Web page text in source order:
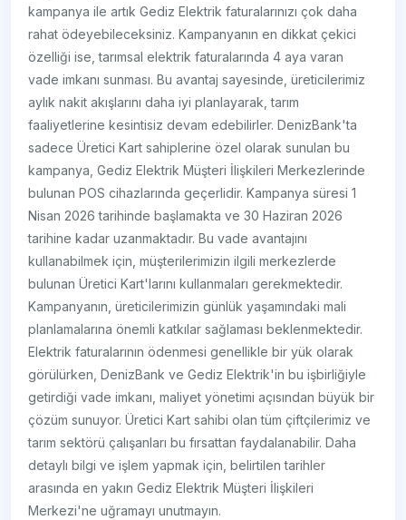
kampanya ile artık Gediz Elektrik faturalarınızı çok daha
rahat ödeyebileceksiniz. Kampanyanın en dikkat çekici
özelliği ise, tarımsal elektrik faturalarında 4 aya varan
vade imkanı sunması. Bu avantaj sayesinde, üreticilerimiz
aylık nakit akışlarını daha iyi planlayarak, tarım
faaliyetlerine kesintisiz devam edebilirler. DenizBank'ta
sadece Üretici Kart sahiplerine özel olarak sunulan bu
kampanya, Gediz Elektrik Müşteri İlişkileri Merkezlerinde
bulunan POS cihazlarında geçerlidir. Kampanya süresi 1
Nisan 2026 tarihinde başlamakta ve 30 Haziran 2026
tarihine kadar uzanmaktadır. Bu vade avantajını
kullanabilmek için, müşterilerimizin ilgili merkezlerde
bulunan Üretici Kart'larını kullanmaları gerekmektedir.
Kampanyanın, üreticilerimizin günlük yaşamındaki mali
planlamalarına önemli katkılar sağlaması beklenmektedir.
Elektrik faturalarının ödenmesi genellikle bir yük olarak
görülürken, DenizBank ve Gediz Elektrik'in bu işbirliğiyle
getirdiği vade imkanı, maliyet yönetimi açısından büyük bir
çözüm sunuyor. Üretici Kart sahibi olan tüm çiftçilerimiz ve
tarım sektörü çalışanları bu fırsattan faydalanabilir. Daha
detaylı bilgi ve işlem yapmak için, belirtilen tarihler
arasında en yakın Gediz Elektrik Müşteri İlişkileri
Merkezi'ne uğramayı unutmayın.